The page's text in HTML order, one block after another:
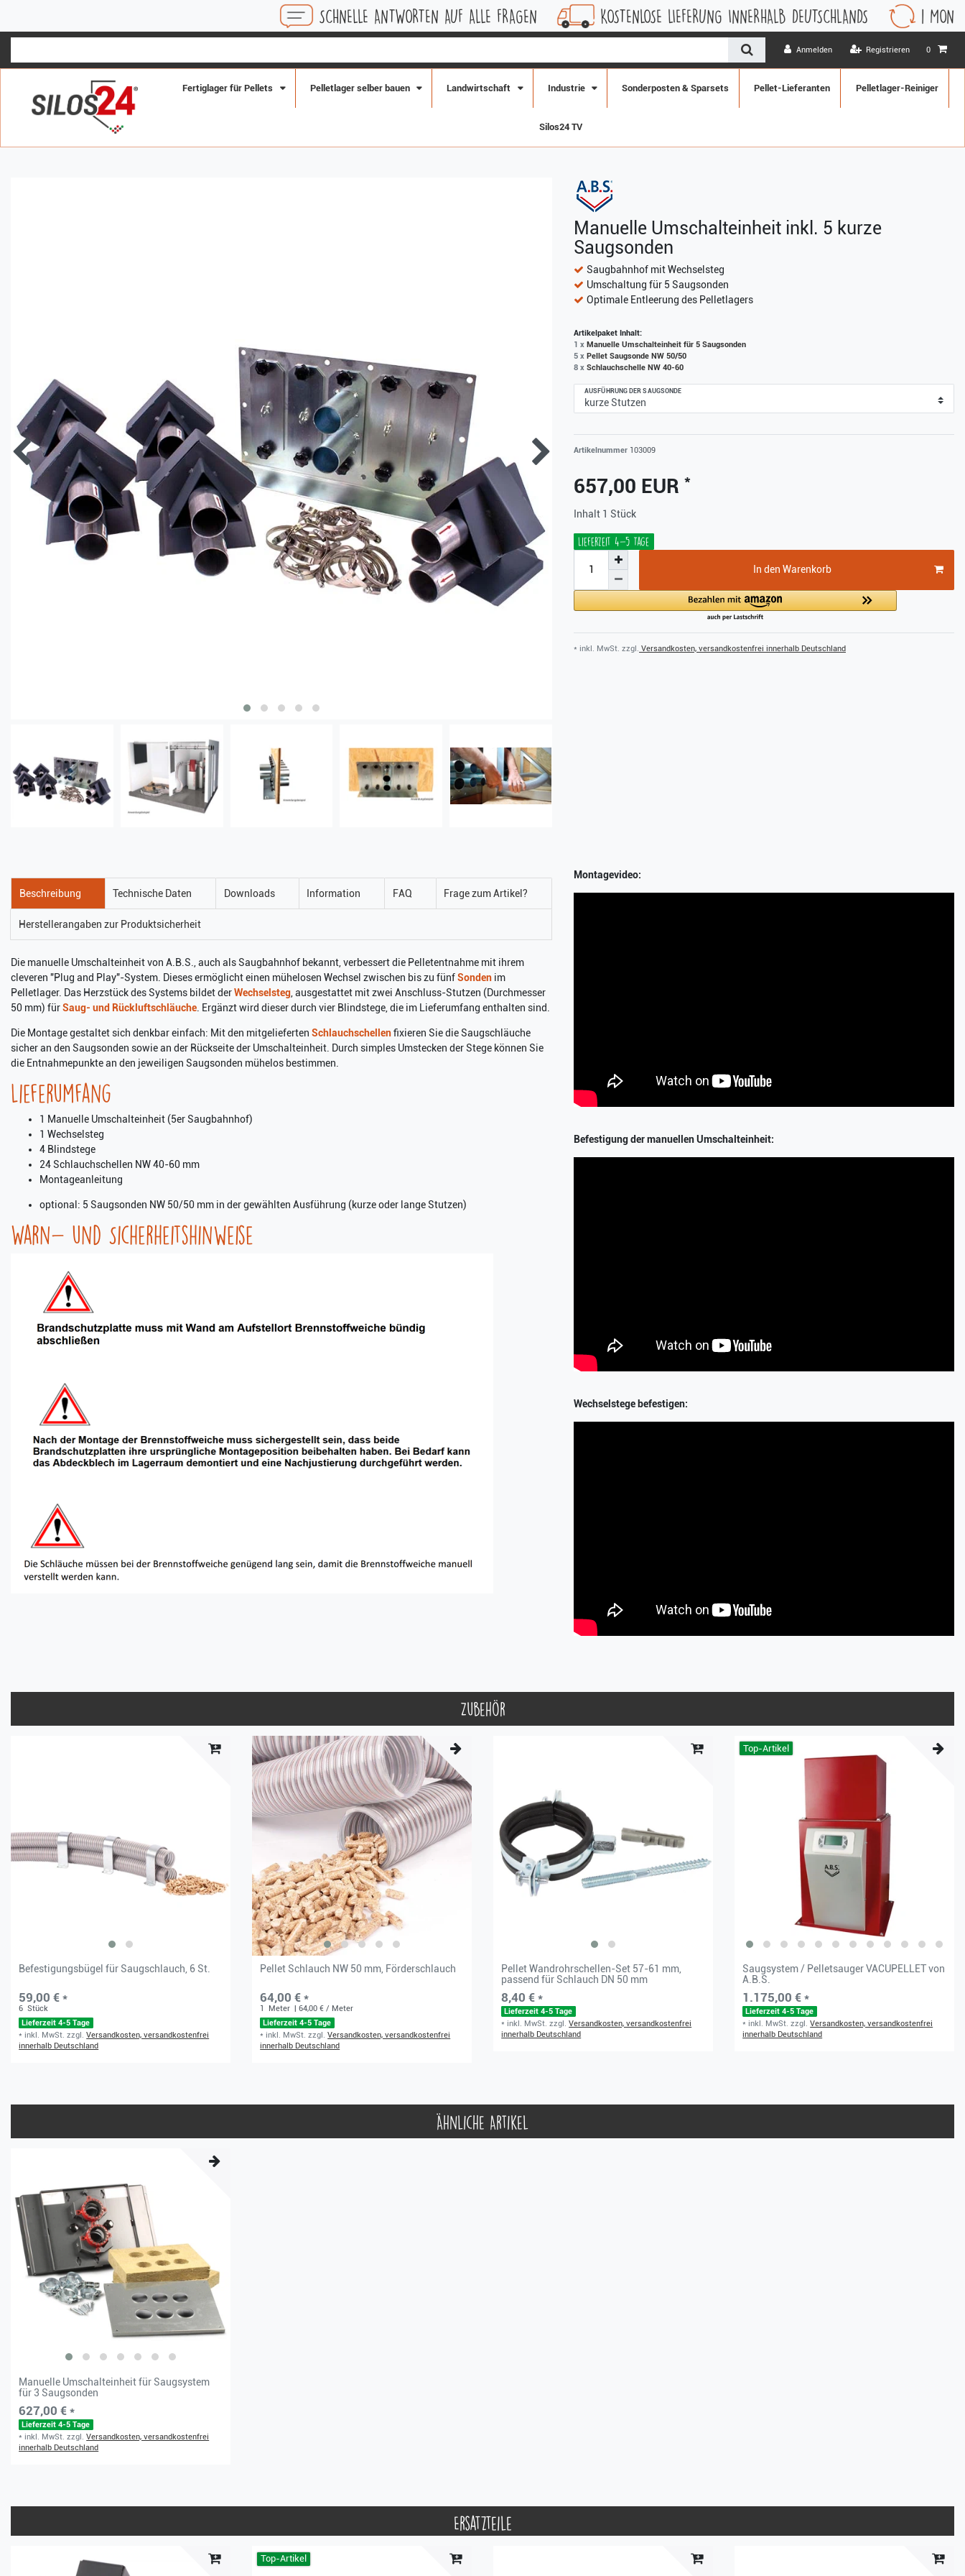
SCHNELLE ANTWORTEN AUF ALLE FRAGEN KOSTENLOSE LIEFERUNG INNERHALB DEUTSCHLANDS 1 MONAT
Anmelden Registrieren 0
Fertiglager für Pellets Pelletlager selber bauen Landwirtschaft Industrie Sonderposten & Sparsets Pellet-Lieferanten Pelletlager-Reiniger
Silos24 TV
Manuelle Umschalteinheit inkl. 5 kurze
Saugsonden
Saugbahnhof mit Wechselsteg
Umschaltung für 5 Saugsonden
Optimale Entleerung des Pelletlagers
Artikelpaket Inhalt:
1 x Manuelle Umschalteinheit für 5 Saugsonden
5 x Pellet Saugsonde NW 50/50
8 x Schlauchschelle NW 40-60
AUSFÜHRUNG DER SAUGSONDE
Artikelnummer 103009
657,00 EUR *
Inhalt 1 Stück
Lieferzeit 4-5 Tage
In den Warenkorb
* inkl. MwSt. zzgl. Versandkosten, versandkostenfrei innerhalb Deutschland
Beschreibung Technische Daten Downloads Information FAQ Frage zum Artikel?
Herstellerangaben zur Produktsicherheit
Die manuelle Umschalteinheit von A.B.S., auch als Saugbahnhof bekannt, verbessert die Pelletentnahme mit ihrem
cleveren "Plug and Play"-System. Dieses ermöglicht einen mühelosen Wechsel zwischen bis zu fünfSonden im
Pelletlager. Das Herzstück des Systems bildet derWechselsteg , ausgestattet mit zwei Anschluss-Stutzen (Durchmesser
50 mm) fürSaug- und Rückluftschläuche . Ergänzt wird dieser durch vier Blindstege, die im Lieferumfang enthalten sind.
Die Montage gestaltet sich denkbar einfach: Mit den mitgelieferten Schlauchschellenfixieren Sie die Saugschläuche
sicher an den Saugsonden sowie an der Rückseite der Umschalteinheit. Durch simples Umstecken der Stege können Sie
die Entnahmepunkte an den jeweiligen Saugsonden mühelos bestimmen.
Lieferumfang
1 Manuelle Umschalteinheit (5er Saugbahnhof)
1 Wechselsteg
4 Blindstege
24 Schlauchschellen NW 40-60 mm
Montageanleitung
optional: 5 Saugsonden NW 50/50 mm in der gewählten Ausführung (kurze oder lange Stutzen)
Warn- und Sicherheitshinweise
Montagevideo:
Befestigung der manuellen Umschalteinheit:
Wechselstege befestigen:
Zubehör
Befestigungsbügel für Saugschlauch, 6 St.
59,00 € *
6 Stück
Lieferzeit 4-5 Tage
* inkl. MwSt. zzgl.Versandkosten, versandkostenfrei
innerhalb Deutschland
Pellet Schlauch NW 50 mm, Förderschlauch
64,00 € *
1 Meter | 64,00 € / Meter
Lieferzeit 4-5 Tage
* inkl. MwSt. zzgl.Versandkosten, versandkostenfrei
innerhalb Deutschland
Pellet Wandrohrschellen-Set 57-61 mm,
passend für Schlauch DN 50 mm
8,40 € *
Lieferzeit 4-5 Tage
* inkl. MwSt. zzgl.Versandkosten, versandkostenfrei
innerhalb Deutschland
Top-Artikel
Saugsystem / Pelletsauger VACUPELLET von
A.B.S.
1.175,00 € *
Lieferzeit 4-5 Tage
* inkl. MwSt. zzgl.Versandkosten, versandkostenfrei
innerhalb Deutschland
Ähnliche Artikel
Manuelle Umschalteinheit für Saugsystem
für 3 Saugsonden
627,00 € *
Lieferzeit 4-5 Tage
* inkl. MwSt. zzgl.Versandkosten, versandkostenfrei
innerhalb Deutschland
Ersatzteile
Top-Artikel